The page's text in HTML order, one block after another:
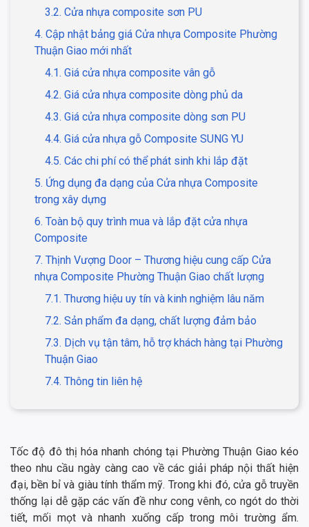
3.2. Cửa nhựa composite sơn PU
4. Cập nhật bảng giá Cửa nhựa Composite Phường
Thuận Giao mới nhất
4.1. Giá cửa nhựa composite vân gỗ
4.2. Giá cửa nhựa composite dòng phủ da
4.3. Giá cửa nhựa composite dòng sơn PU
4.4. Giá cửa nhựa gỗ Composite SUNG YU
4.5. Các chi phí có thể phát sinh khi lắp đặt
5. Ứng dụng đa dạng của Cửa nhựa Composite
trong xây dựng
6. Toàn bộ quy trình mua và lắp đặt cửa nhựa
Composite
7. Thịnh Vượng Door – Thương hiệu cung cấp Cửa
nhựa Composite Phường Thuận Giao chất lượng
7.1. Thương hiệu uy tín và kinh nghiệm lâu năm
7.2. Sản phẩm đa dạng, chất lượng đảm bảo
7.3. Dịch vụ tận tâm, hỗ trợ khách hàng tại Phường
Thuận Giao
7.4. Thông tin liên hệ
Tốc độ đô thị hóa nhanh chóng tại Phường Thuận Giao kéo
theo nhu cầu ngày càng cao về các giải pháp nội thất hiện
đại, bền bỉ và giàu tính thẩm mỹ. Trong khi đó, cửa gỗ truyền
thống lại dễ gặp các vấn đề như cong vênh, co ngót do thời
tiết, mối mọt và nhanh xuống cấp trong môi trường ẩm.